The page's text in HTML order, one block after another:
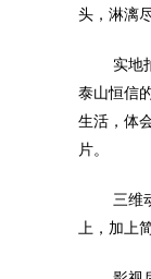
头，淋漓
实地
泰山恒信
生活，体
片。
三维
上，加上